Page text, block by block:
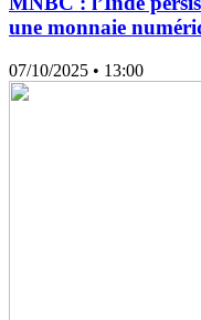
une monnaie
07/10/2025 • 13:00